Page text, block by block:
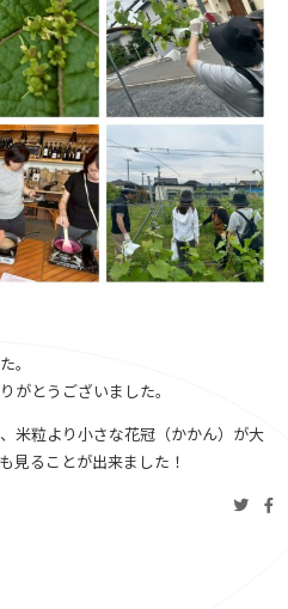
。
がとうございました。
米粒より小さな花冠（かかん）が大
見ることが出来ました！